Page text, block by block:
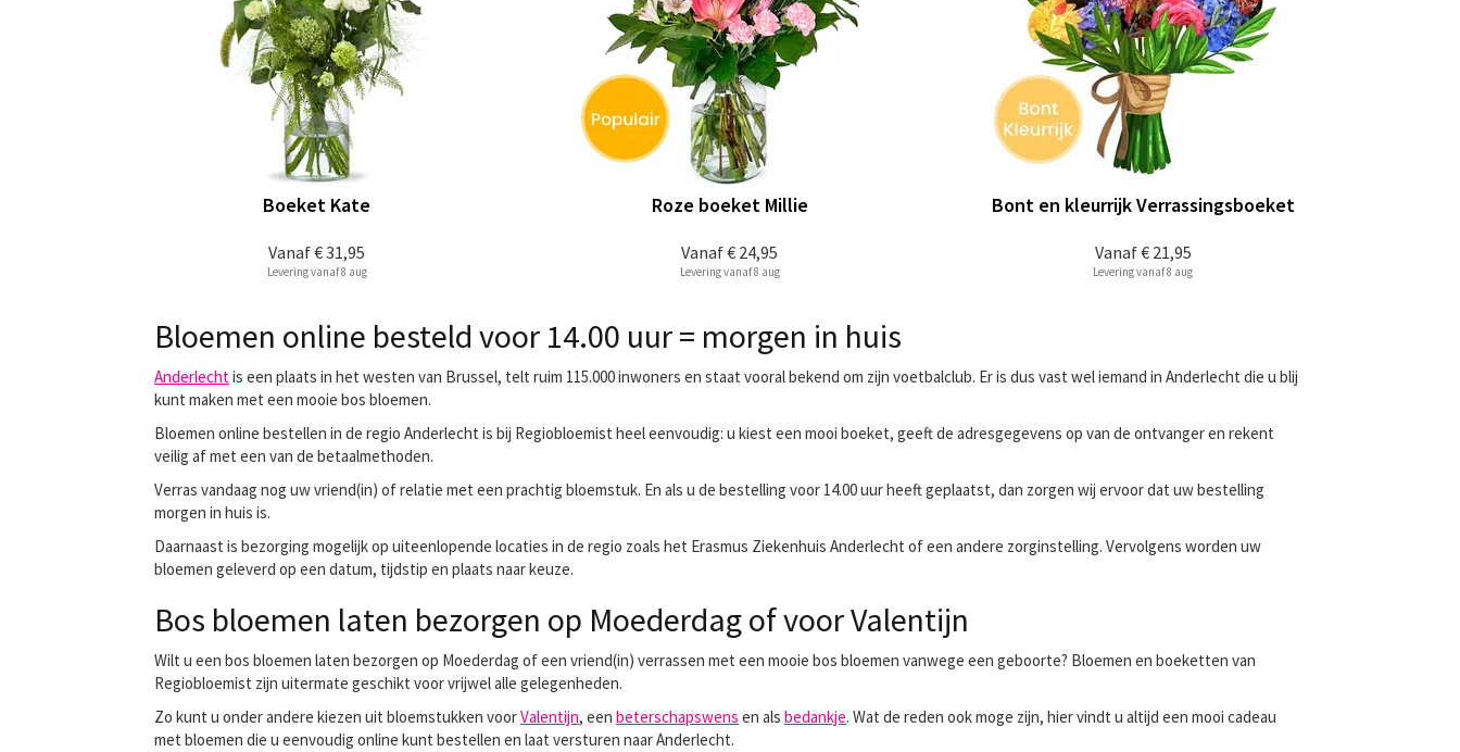
Vanaf€ 31,95
Boeket Kate
Levering vanaf 8 aug
Vanaf€ 24,95
Roze boeket Millie
Levering vanaf 8 aug
Vanaf€ 21,95
Bont en kleurrijk Verrassingsboeket
Levering vanaf 8 aug
Bloemen online besteld voor 14.00 uur = morgen in huis
Anderlechtis een plaats in het westen van Brussel, telt ruim 115.000 inwoners en staat vooral bekend om zijn voetbalclub. Er is dus vast wel iemand in Anderlecht die u blij
kunt maken met een mooie bos bloemen.
Bloemen online bestellen in de regio Anderlecht is bij Regiobloemist heel eenvoudig: u kiest een mooi boeket, geeft de adresgegevens op van de ontvanger en rekent
veilig af met een van de betaalmethoden.
Verras vandaag nog uw vriend(in) of relatie met een prachtig bloemstuk. En als u de bestelling voor 14.00 uur heeft geplaatst, dan zorgen wij ervoor dat uw bestelling
morgen in huis is.
Daarnaast is bezorging mogelijk op uiteenlopende locaties in de regio zoals het Erasmus Ziekenhuis Anderlecht of een andere zorginstelling. Vervolgens worden uw
bloemen geleverd op een datum, tijdstip en plaats naar keuze.
Bos bloemen laten bezorgen op Moederdag of voor Valentijn
Wilt u een bos bloemen laten bezorgen op Moederdag of een vriend(in) verrassen met een mooie bos bloemen vanwege een geboorte? Bloemen en boeketten van
Regiobloemist zijn uitermate geschikt voor vrijwel alle gelegenheden.
Zo kunt u onder andere kiezen uit bloemstukken voorValentijn, een beterschapswens en als bedankje. Wat de reden ook moge zijn, hier vindt u altijd een mooi cadeau
met bloemen die u eenvoudig online kunt bestellen en laat versturen naar Anderlecht.